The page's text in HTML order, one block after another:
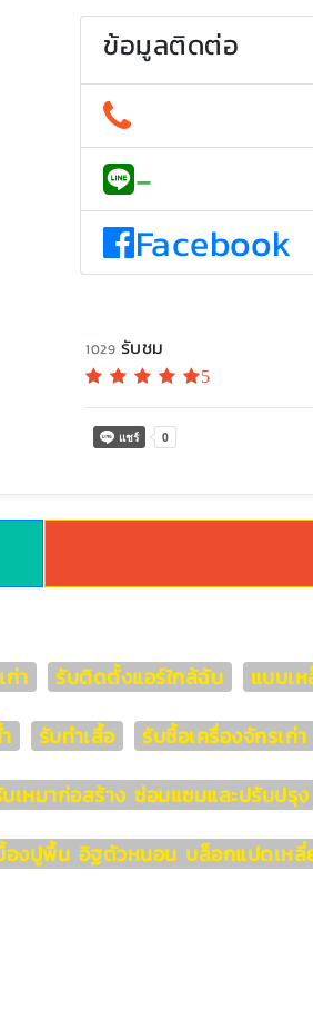
ข้อมูลติดต่อ
-
Facebook
1029 รับชม
5
ก่า รับติดตั้งแอร์ใกล้ฉัน แบบเ
รับทำเสื้อ รับซื้อเครื่องจักรเก่
เหมาก่อสร้าง ซ่อมแซมและปรับปรุง
งปูพื้น อิฐตัวหนอน บล็อกแปดเ